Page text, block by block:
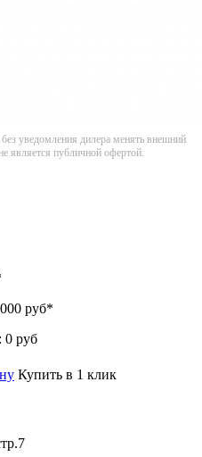
уведомления дилера менять внешний
является публичной офертой.
руб*
0 руб
Купить в 1 клик